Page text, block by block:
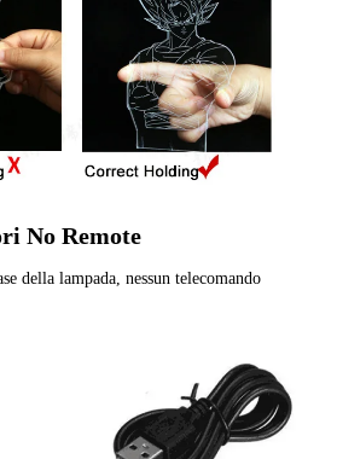
No Remote
della lampada, nessun telecomando